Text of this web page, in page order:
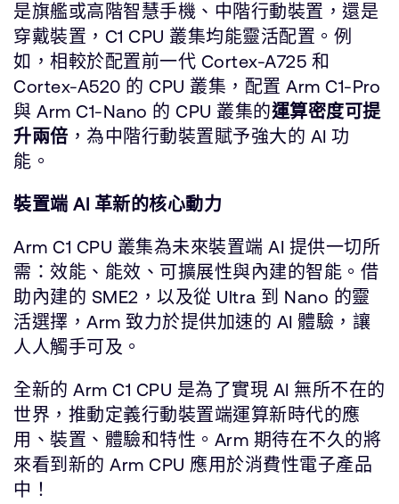
是旗艦或高階智慧手機、中階行動裝置，還是
穿戴裝置，C1 CPU 叢集均能靈活配置。例
如，相較於配置前一代 Cortex-A725 和
Cortex-A520 的 CPU 叢集，配置 Arm C1-Pro
與 Arm C1-Nano 的 CPU 叢集的運算密度可提
升兩倍 ，為中階行動裝置賦予強大的 AI 功
能。
裝置端 AI 革新的核心動力
Arm C1 CPU 叢集為未來裝置端 AI 提供一切所
需：效能、能效、可擴展性與內建的智能。借
助內建的 SME2，以及從 Ultra 到 Nano 的靈
活選擇，Arm 致力於提供加速的 AI 體驗，讓
人人觸手可及。
全新的 Arm C1 CPU 是為了實現 AI 無所不在的
世界，推動定義行動裝置端運算新時代的應
用、裝置、體驗和特性。Arm 期待在不久的將
來看到新的 Arm CPU 應用於消費性電子產品
中！